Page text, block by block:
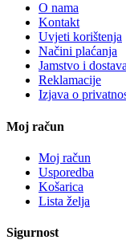
O nama
Kontakt
Uvjeti korištenja
Načini plaćanja
Jamstvo i dostava
Reklamacije
Izjava o
Moj račun
Moj račun
Usporedba
Košarica
Lista želja
Sigurnost